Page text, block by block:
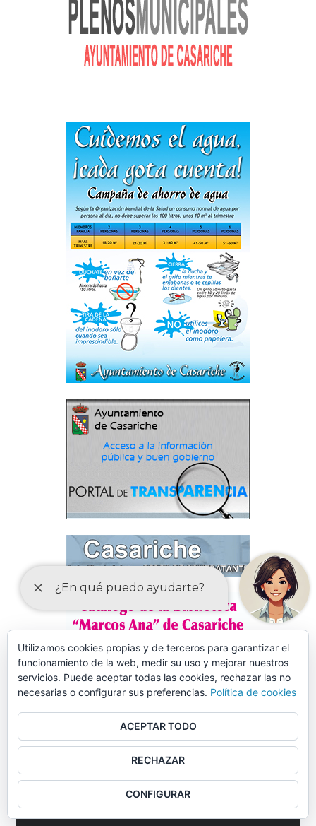
Utilizamos cookies propias y de terceros para garantizar el
funcionamiento de la web, medir su uso y mejorar nuestros
servicios. Puede aceptar todas las cookies, rechazar las no
necesarias o configurar sus preferencias. Política de cookies
ACEPTAR TODO
RECHAZAR
CONFIGURAR